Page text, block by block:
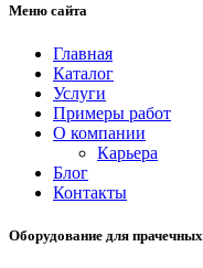
Меню сайта
Главная
Каталог
Услуги
Примеры работ
О компании
Карьера
Блог
Контакты
Оборудование для прачечных